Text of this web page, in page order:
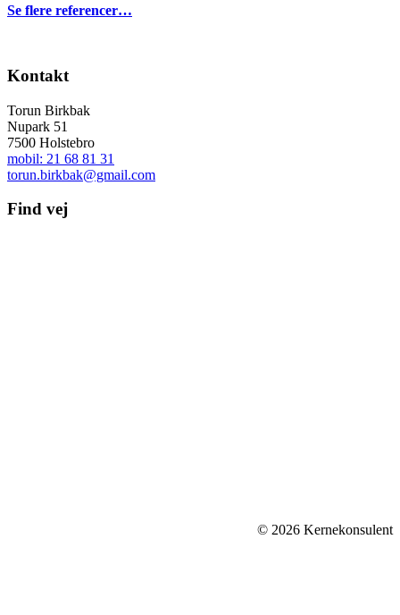
Se flere referencer…
Kontakt
Torun Birkbak
Nupark 51
7500 Holstebro
mobil: 21 68 81 31
torun.birkbak@gmail.com
Find vej
© 2026 Kernekonsulent